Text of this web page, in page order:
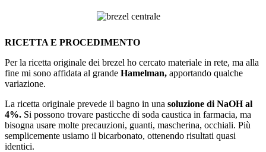
RICETTA E PROCEDIMENTO
Per la ricetta originale dei brezel ho cercato materiale in rete, ma alla
fine mi sono affidata al grande Hamelman, apportando qualche
variazione.
La ricetta originale prevede il bagno in una soluzione di NaOH al
4%. Si possono trovare pasticche di soda caustica in farmacia, ma
bisogna usare molte precauzioni, guanti, mascherina, occhiali. Più
semplicemente usiamo il bicarbonato, ottenendo risultati quasi
identici.